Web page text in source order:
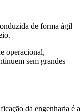
de forma ágil
operacional,
sem grandes
da engenharia é a